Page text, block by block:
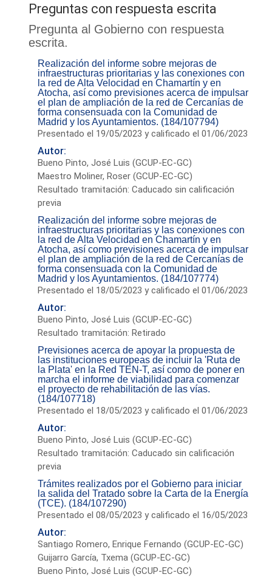
Preguntas con respuesta escrita
Pregunta al Gobierno con respuesta
escrita.
Realización del informe sobre mejoras de
infraestructuras prioritarias y las conexiones con
la red de Alta Velocidad en Chamartín y en
Atocha, así como previsiones acerca de impulsar
el plan de ampliación de la red de Cercanías de
forma consensuada con la Comunidad de
Madrid y los Ayuntamientos. (184/107794)
Presentado el 19/05/2023 y calificado el 01/06/2023
Autor:
Bueno Pinto, José Luis (GCUP-EC-GC)
Maestro Moliner, Roser (GCUP-EC-GC)
Resultado tramitación: Caducado sin calificación
previa
Realización del informe sobre mejoras de
infraestructuras prioritarias y las conexiones con
la red de Alta Velocidad en Chamartín y en
Atocha, así como previsiones acerca de impulsar
el plan de ampliación de la red de Cercanías de
forma consensuada con la Comunidad de
Madrid y los Ayuntamientos. (184/107774)
Presentado el 18/05/2023 y calificado el 01/06/2023
Autor:
Bueno Pinto, José Luis (GCUP-EC-GC)
Resultado tramitación: Retirado
Previsiones acerca de apoyar la propuesta de
las instituciones europeas de incluir la 'Ruta de
la Plata' en la Red TEN-T, así como de poner en
marcha el informe de viabilidad para comenzar
el proyecto de rehabilitación de las vías.
(184/107718)
Presentado el 18/05/2023 y calificado el 01/06/2023
Autor:
Bueno Pinto, José Luis (GCUP-EC-GC)
Resultado tramitación: Caducado sin calificación
previa
Trámites realizados por el Gobierno para iniciar
la salida del Tratado sobre la Carta de la Energía
(TCE). (184/107290)
Presentado el 08/05/2023 y calificado el 16/05/2023
Autor:
Santiago Romero, Enrique Fernando (GCUP-EC-GC)
Guijarro García, Txema (GCUP-EC-GC)
Bueno Pinto, José Luis (GCUP-EC-GC)